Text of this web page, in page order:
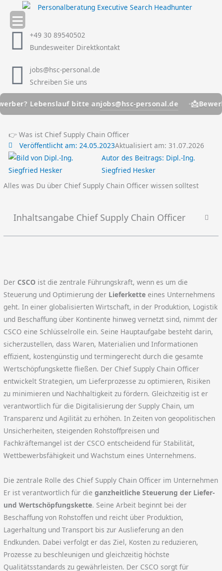
Inhalt
springen +49 30 89540502
Bundesweiter Direktkontakt
jobs@hsc-personal.de
Schreiben Sie uns
Lebenslauf bitte anjobs@hsc-personal.de 📩
👉 Was ist Chief Supply Chain Officer
Veröffentlicht am:24.05.2023Aktualisiert am: 31.07.2026
Autor des Beitrags: Dipl.-Ing.
Siegfried Hesker
Alles was Du über Chief Supply Chain Officer wissen solltest
Inhaltsangabe Chief Supply Chain Officer
Der CSCO ist die zentrale Führungskraft, wenn es um die
Steuerung und Optimierung der Lieferkette eines Unternehmens
geht. In einer globalisierten Wirtschaft, in der Produktion, Logistik
und Beschaffung über Kontinente hinweg vernetzt sind, nimmt der
CSCO eine Schlüsselrolle ein. Seine Hauptaufgabe besteht darin,
sicherzustellen, dass Waren, Materialien und Informationen
effizient, kostengünstig und termingerecht durch die gesamte
Wertschöpfungskette fließen. Der Chief Supply Chain Officer
entwickelt Strategien, um Lieferprozesse zu optimieren, Risiken
zu minimieren und Nachhaltigkeit zu fördern. Gleichzeitig ist er
verantwortlich für die Digitalisierung der Supply Chain, um
Transparenz und Agilität zu erhöhen. In Zeiten von geopolitischen
Unsicherheiten, steigenden Rohstoffpreisen und
Fachkräftemangel ist der CSCO entscheidend für Stabilität,
Wettbewerbsfähigkeit und Wachstum eines Unternehmens.
Die zentrale Rolle des Chief Supply Chain Officer im Unternehmen
Er ist verantwortlich für dieganzheitliche Steuerung der Liefer-
und Wertschöpfungskette. Seine Arbeit beginnt bei der
Beschaffung von Rohstoffen und reicht über Produktion,
Lagerhaltung und Transport bis zur Auslieferung an den
Endkunden. Dabei verfolgt er das Ziel, Kosten zu reduzieren,
Prozesse zu beschleunigen und gleichzeitig höchste
Qualitätsstandards zu gewährleisten. Der CSCO sorgt für